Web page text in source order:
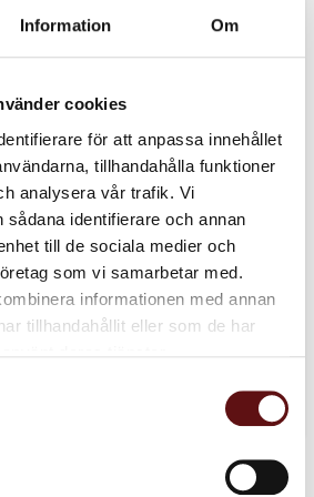
Information Om
cookies
för att anpassa innehållet
tillhandahålla funktioner
analysera vår trafik. Vi
sådana identifierare och annan
till de sociala medier och
som vi samarbetar med.
informationen med annan
tillhandahållit eller som de har